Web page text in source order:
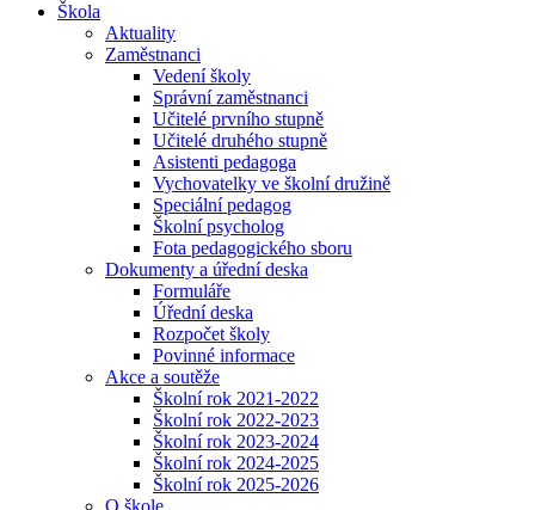
Škola
Aktuality
Zaměstnanci
Vedení školy
Správní zaměstnanci
Učitelé prvního stupně
Učitelé druhého stupně
Asistenti pedagoga
Vychovatelky ve školní družině
Speciální pedagog
Školní psycholog
Fota pedagogického sboru
Dokumenty a úřední deska
Formuláře
Úřední deska
Rozpočet školy
Povinné informace
Akce a soutěže
Školní rok 2021-2022
Školní rok 2022-2023
Školní rok 2023-2024
Školní rok 2024-2025
Školní rok 2025-2026
O škole